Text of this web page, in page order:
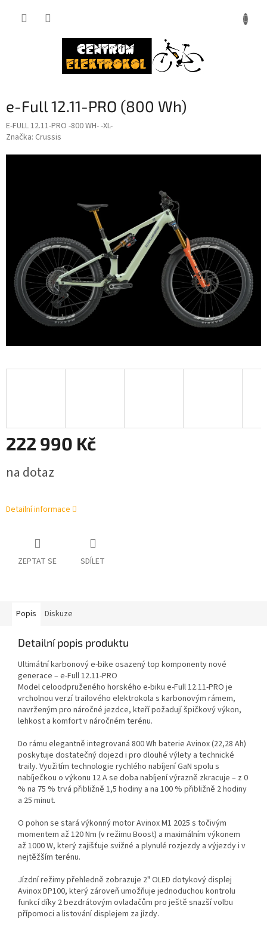
e-Full 12.11-PRO (800 Wh)
E-FULL 12.11-PRO -800 WH- -XL-
Značka: Crussis
222 990 Kč
cena:
na dotaz
Detailní informace
ZEPTAT SE SDÍLET
Popis Diskuze
Detailní popis produktu
Ultimátní karbonový e-bike osazený top komponenty nové
generace – e-Full 12.11-PRO
Model celoodpruženého horského e-biku e-Full 12.11-PRO je
vrcholnou verzí trailového elektrokola s karbonovým rámem,
navrženým pro náročné jezdce, kteří požadují špičkový výkon,
lehkost a komfort v náročném terénu.
Do rámu elegantně integrovaná 800 Wh baterie Avinox (22,28 Ah)
poskytuje dostatečný dojezd i pro dlouhé výlety a technické
traily. Využitím technologie rychlého nabíjení GaN spolu s
nabíječkou o výkonu 12 A se doba nabíjení výrazně zkracuje – z 0
% na 75 % trvá přibližně 1,5 hodiny a na 100 % přibližně 2 hodiny
a 25 minut.
O pohon se stará výkonný motor Avinox M1 2025 s točivým
momentem až 120 Nm (v režimu Boost) a maximálním výkonem
až 1000 W, který zajišťuje svižné a plynulé rozjezdy a výjezdy i v
nejtěžším terénu.
Jízdní režimy přehledně zobrazuje 2" OLED dotykový displej
Avinox DP100, který zároveň umožňuje jednoduchou kontrolu
funkcí díky 2 bezdrátovým ovladačům pro ještě snazší volbu
přípomoci a listování displejem za jízdy.